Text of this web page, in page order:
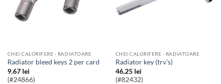
CHEI CALORIFERE - RADIATOARE
radiator bleed keys 2 per card
9.67 lei
(#24866)
CHEI CALORIFERE - RADIATOARE
radiator key (trv’s)
46.25 lei
(#82432)